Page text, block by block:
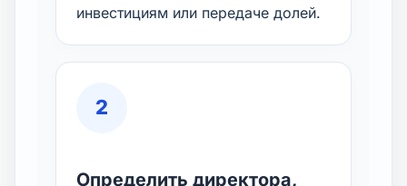
инвестициям или передаче долей.
2
Определить директора,